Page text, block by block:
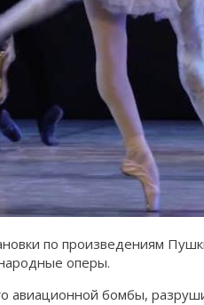
по произведениям
оперы.
авиационной бомбы,